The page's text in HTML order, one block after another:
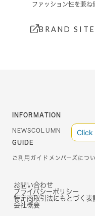
ファッション性を兼ね
BRAND SITE
INFORMATION
NEWSCOLUMN
GUIDE
ご利用ガイド メンバーズにつ
お問い合わせ
プライバシーポリシー
特定商取引法にもとづく表
会社概要